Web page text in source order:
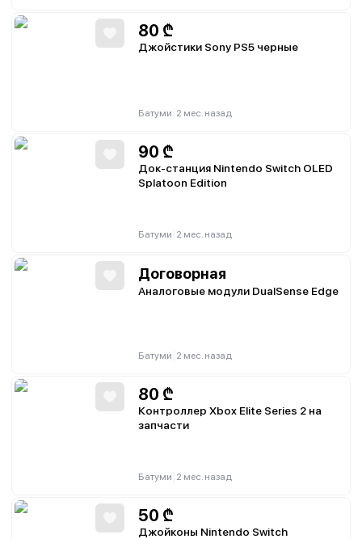
80 ₾
Джойстики Sony PS5 черные
Батуми 2 мес. назад
90 ₾
Док-станция Nintendo Switch OLED
Splatoon Edition
Батуми 2 мес. назад
Договорная
Аналоговые модули DualSense Edge
Батуми 2 мес. назад
80 ₾
Контроллер Xbox Elite Series 2 на
запчасти
Батуми 2 мес. назад
50 ₾
Джойконы Nintendo Switch